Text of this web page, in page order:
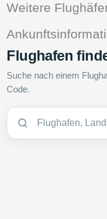
Weitere
Flughafen
Suche nach einem
Code.